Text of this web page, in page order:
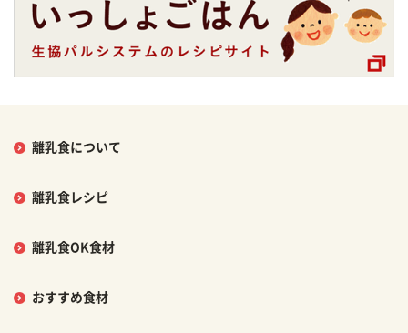
離乳食について
離乳食レシピ
離乳食OK食材
おすすめ食材